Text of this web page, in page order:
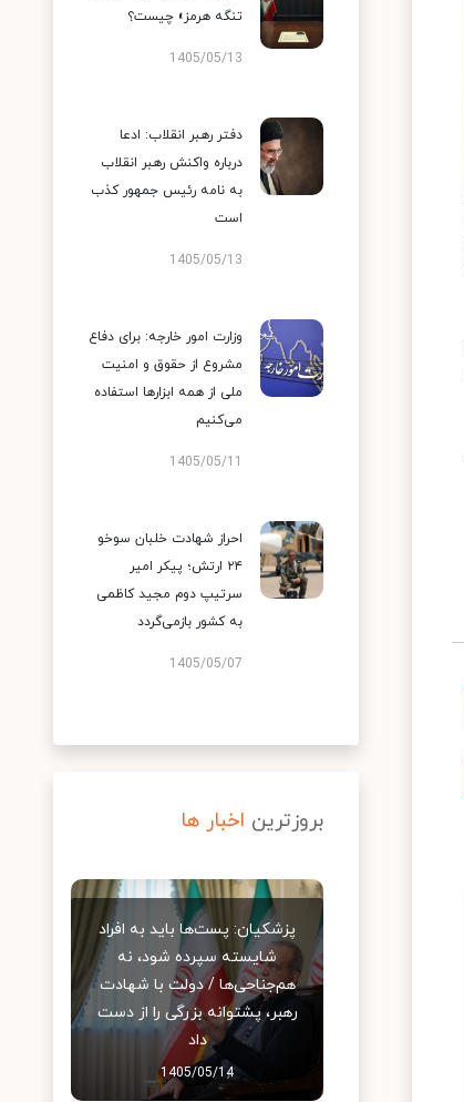
تنگه هرمز» چیست؟
1405/05/13
دفتر رهبر انقلاب: ادعا
درباره واکنش رهبر انقلاب
به نامه رئیس جمهور کذب
است
1405/05/13
وزارت امور خارجه: برای دفاع
مشروع از حقوق و امنیت
ملی از همه ابزارها استفاده
می‌کنیم
1405/05/11
احراز شهادت خلبان سوخو
۲۴ ارتش؛ پیکر امیر
سرتیپ دوم مجید کاظمی
به کشور بازمی‌گردد
1405/05/07
بروزترین اخبار ها
پزشکیان: پست‌ها باید به افراد
شایسته سپرده شود، نه
هم‌جناحی‌ها / دولت با شهادت
رهبر، پشتوانه بزرگی را از دست
داد
1405/05/14